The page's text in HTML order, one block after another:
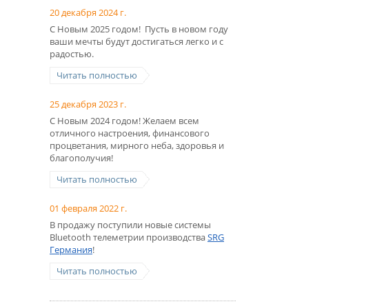
20 декабря 2024 г.
С Новым 2025 годом! Пусть в новом году
ваши мечты будут достигаться легко и с
радостью.
Читать полностью
25 декабря 2023 г.
С Новым 2024 годом! Желаем всем
отличного настроения, финансового
процветания, мирного неба, здоровья и
благополучия!
Читать полностью
01 февраля 2022 г.
В продажу поступили новые системы
Bluetooth телеметрии производстваSRG
Германия!
Читать полностью